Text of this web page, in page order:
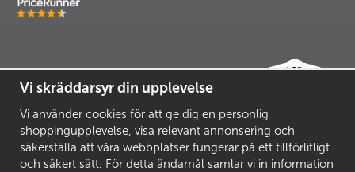
Vi skräddarsyr din upplevelse
Vi använder cookies för att ge dig en personlig
shoppingupplevelse, visa relevant annonsering och
säkerställa att våra webbplatser fungerar på ett tillförlitligt
och säkert sätt. För detta ändamål samlar vi in information